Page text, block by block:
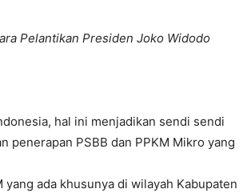
Pelantikan Presiden Joko Widodo
hal ini menjadikan sendi sendi
penerapan PSBB dan PPKM Mikro yang
ada khusunya di wilayah Kabupaten